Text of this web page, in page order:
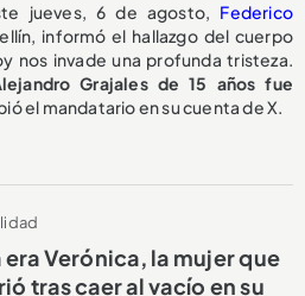
jueves, 6 de agosto, Federico
informó el hallazgo del cuerpo
nos invade una profunda tristeza.
Grajales de 15 años fue
el mandatario en su cuenta de X.
era Verónica, la mujer que
tras caer al vacío en su